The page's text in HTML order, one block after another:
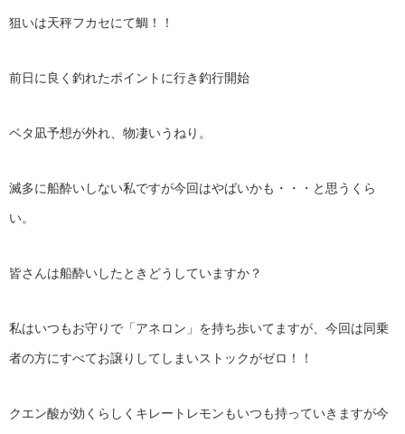
狙いは天秤フカセにて鯛！！
前日に良く釣れたポイントに行き釣行開始
ベタ凪予想が外れ、物凄いうねり。
滅多に船酔いしない私ですが今回はやばいかも・・・と思うくら
い。
皆さんは船酔いしたときどうしていますか？
私はいつもお守りで「アネロン」を持ち歩いてますが、今回は同乗
者の方にすべてお譲りしてしまいストックがゼロ！！
クエン酸が効くらしくキレートレモンもいつも持っていきますが今